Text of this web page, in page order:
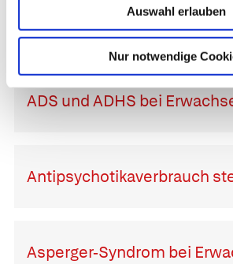
Auswahl erlauben
Nur notwendige
Psychische
ADS und ADHS bei
Antipsychotikaverbrauch
Asperger-Syndrom bei